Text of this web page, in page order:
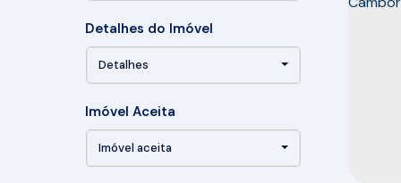
Detalhes do Imóvel
Detalhes
Imóvel Aceita
Imóvel aceita